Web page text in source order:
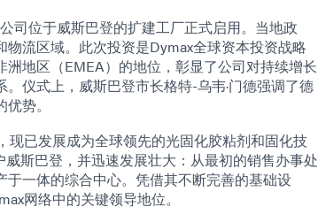
司位于威斯巴登的扩建工厂正式启用。当地政
流区域。此次投资是Dymax全球资本投资战略
地区（EMEA）的地位，彰显了公司对持续增长
仪式上，威斯巴登市长格特-乌韦·门德强调了德
势。
现已发展成为全球领先的光固化胶粘剂和固化技
斯巴登，并迅速发展壮大：从最初的销售办事处
一体的综合中心。凭借其不断完善的基础设
网络中的关键领导地位。